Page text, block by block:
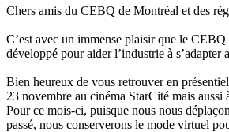
Chers amis du CEBQ de Montréal et des
C’est avec un immense plaisir que le
développé pour aider l’industrie à
Bien heureux de vous retrouver en
23 novembre au cinéma StarCité mais
Pour ce mois-ci, puisque nous nous
passé, nous conserverons le mode virtuel